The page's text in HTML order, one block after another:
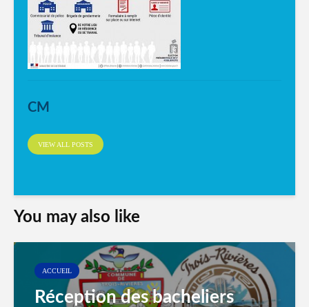
CM
VIEW ALL POSTS
You may also like
ACCUEIL
Réception des bacheliers